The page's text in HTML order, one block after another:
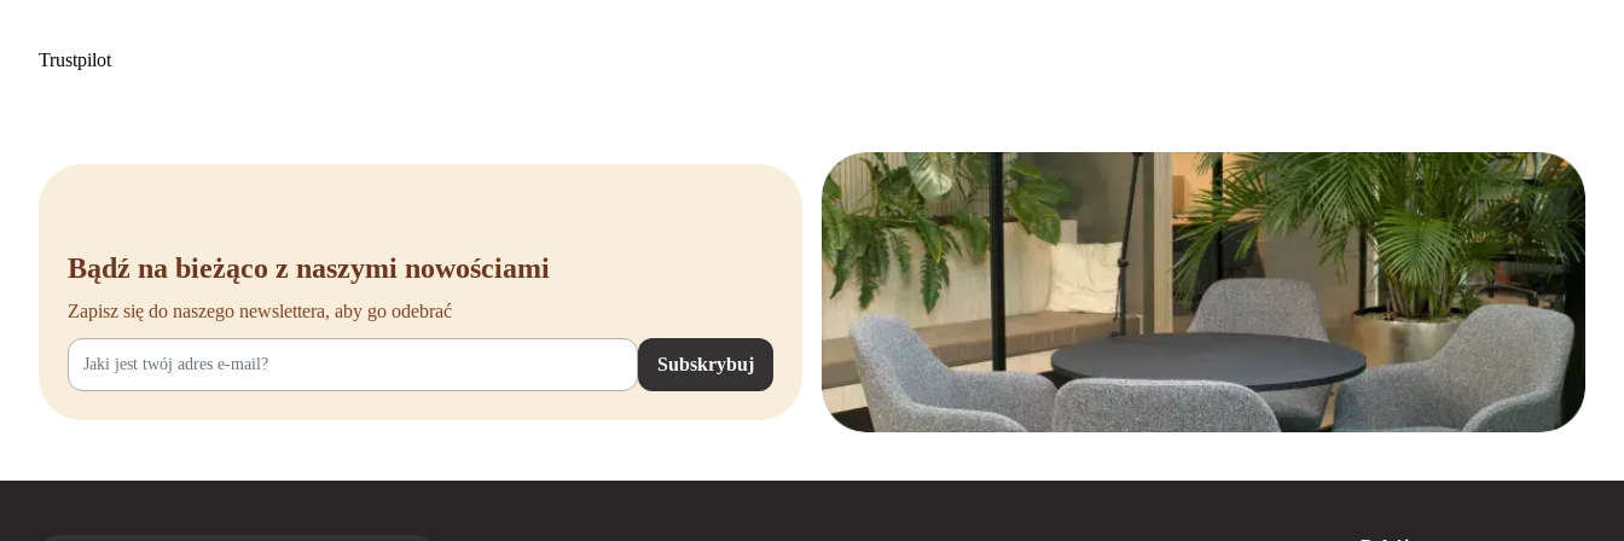
abyśmy wspólnie przyczynili się do gospodarki o obiegu zamkniętym. Zamów już dziś i przekonaj się o
Trustpilot
Bądź na bieżąco z naszymi nowościami
Zapisz się do naszego newslettera, aby go odebrać
Subskrybuj